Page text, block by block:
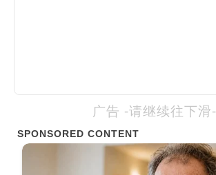
广告 -请继续往下滑-